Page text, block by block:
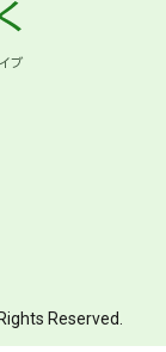
Reserved.